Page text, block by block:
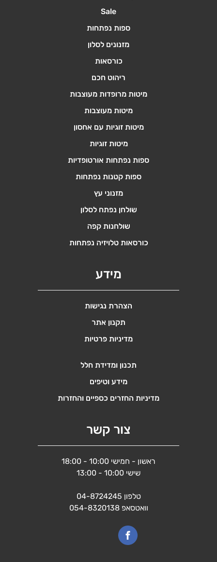
צור קשר
ראשון - חמישי 10:00 - 18:00
שישי 10:00 - 13:00
טלפון 04-8724245
וואטסאפ054-8320138
מידע
הצהרת נגישות
תקנון אתר
מדיניות פרטיות
תכנון ומדידת חלל
מידע וטיפים
מדיניות החזרים כספיים והחזרות
Sale
ספות נפתחות
מזנונים לסלון
כורסאות
ריהוט חכם
מיטות מרופדות מעוצבות
מיטות מעוצבות
מיטות זוגיות עם אחסון
מיטות זוגיות
ספות נפתחות אורטופדיות
ספות קטנות נפתחות
מזנוני עץ
שולחן נפתח לסלון
שולחנות קפה
כורסאות טלויזיה נפתחות